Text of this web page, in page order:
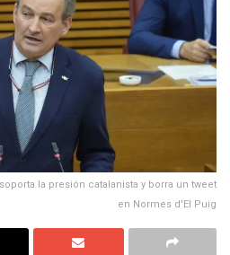
la presión catalanista y borra un tweet
en Normes d'El Puig